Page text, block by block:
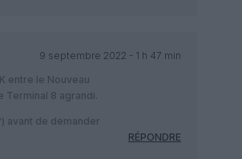
9 septembre 2022 - 1 h 47 min
entre le Nouveau
Terminal 8 agrandi.
avant de demander
RÉPONDRE